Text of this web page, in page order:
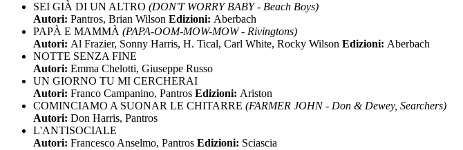
SEI GIÀ DI UN ALTRO (DON'T WORRY BABY - Beach Boys)
Autori: Pantros, Brian Wilson Edizioni: Aberbach
PAPÀ E MAMMÀ (PAPA-OOM-MOW-MOW - Rivingtons)
Autori: Al Frazier, Sonny Harris, H. Tical, Carl White, Rocky Wilson Edizioni: Aberbach
NOTTE SENZA FINE
Autori: Emma Chelotti, Giuseppe Russo
UN GIORNO TU MI CERCHERAI
Autori: Franco Campanino, Pantros Edizioni: Ariston
COMINCIAMO A SUONAR LE CHITARRE (FARMER JOHN - Don & Dewey, Searchers)
Autori: Don Harris, Pantros
L'ANTISOCIALE
Autori: Francesco Anselmo, Pantros Edizioni: Sciascia